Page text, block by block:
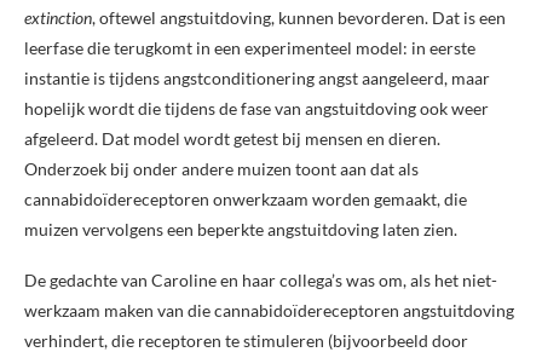
extinction, oftewel angstuitdoving, kunnen bevorderen. Dat is een
leerfase die terugkomt in een experimenteel model: in eerste
instantie is tijdens angstconditionering angst aangeleerd, maar
hopelijk wordt die tijdens de fase van angstuitdoving ook weer
afgeleerd. Dat model wordt getest bij mensen en dieren.
Onderzoek bij onder andere muizen toont aan dat als
cannabidoïdereceptoren onwerkzaam worden gemaakt, die
muizen vervolgens een beperkte angstuitdoving laten zien.
De gedachte van Caroline en haar collega’s was om, als het niet-
werkzaam maken van die cannabidoïdereceptoren angstuitdoving
verhindert, die receptoren te stimuleren (bijvoorbeeld door